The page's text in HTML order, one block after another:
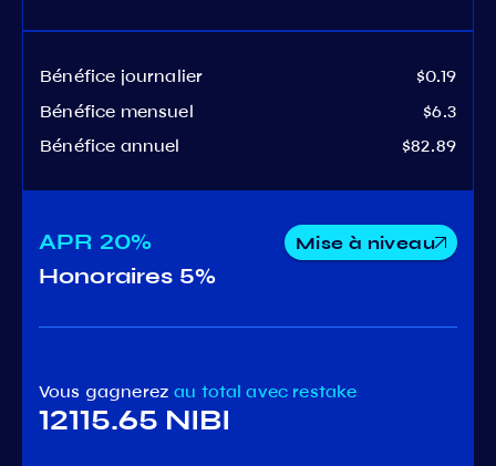
Bénéfice journalier
$0.19
Bénéfice mensuel
$6.3
Bénéfice annuel
$82.89
APR 20% Mise à niveau
Honoraires 5%
Vous gagnerez au total avec restake
12115.65 NIBI